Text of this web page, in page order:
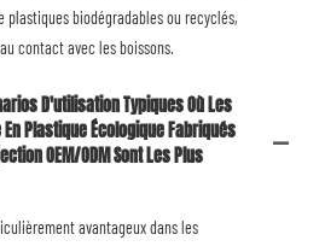
biodégradables ou recyclés,
contact avec les boissons.
D'utilisation Typiques Où Les
Plastique Écologique Fabriqués
OEM/ODM Sont Les Plus
avantageux dans les